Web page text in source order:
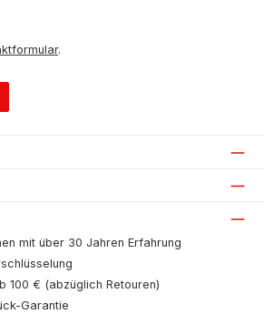
.
mit über 30 Jahren Erfahrung
100 € (abzüglich Retouren)
Garantie